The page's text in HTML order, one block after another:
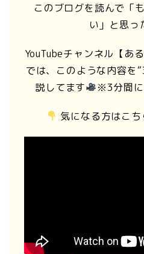
このブログを読んで「
い」と思っ
YouTubeチャンネル【あ
では、このような内容を
説してます
※3分間に
気になる方はこ